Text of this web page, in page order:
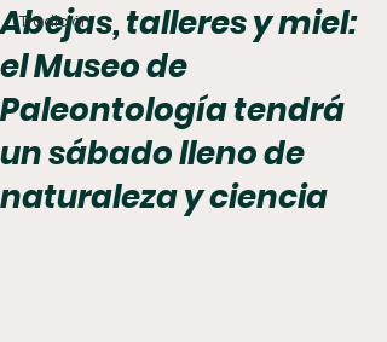
Tradición
Abejas, talleres y miel:
el Museo de
Paleontología tendrá
un sábado lleno de
naturaleza y ciencia